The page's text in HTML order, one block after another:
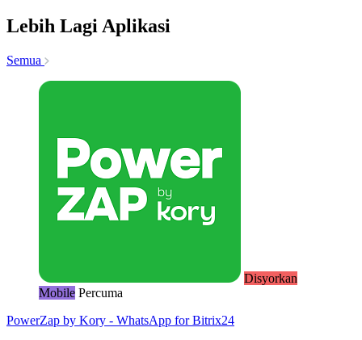
Lebih Lagi Aplikasi
Semua
Disyorkan
Mobile Percuma
PowerZap by Kory - WhatsApp for Bitrix24